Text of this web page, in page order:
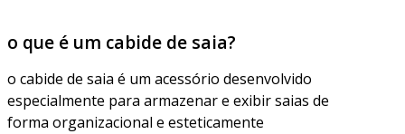
o que é um cabide de saia?
o cabide de saia é um acessório desenvolvido
especialmente para armazenar e exibir saias de
forma organizacional e esteticamente